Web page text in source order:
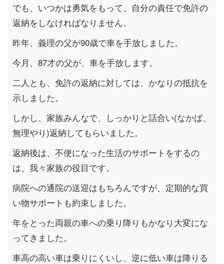
でも、いつかは勇気をもって、自分の責任で免許の
返納をしなければなりません。
昨年、義理の父が90歳で車を手放しました。
今月、87才の父が、車を手放します。
二人とも、免許の返納に対しては、かなりの抵抗を
示しました。
しかし、家族みんなで、しっかりと話合い(なかば、
無理やり)返納してもらいました。
返納後は、不便になった生活のサポートをするの
は、我々家族の役目です。
病院への通院の送迎はもちろんですが、定期的な買
い物サポートも約束しました。
年をとった両親の車への乗り降りもかなり大変にな
ってきました。
車高の高い車は乗りにくいし、逆に低い車は降りる